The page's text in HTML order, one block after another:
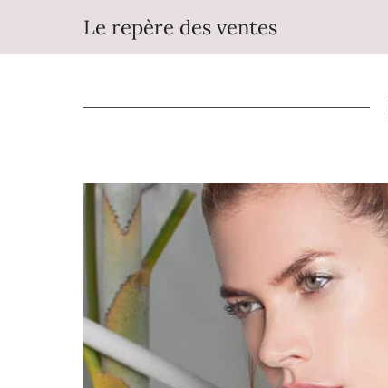
contenu
Le repère des ventes